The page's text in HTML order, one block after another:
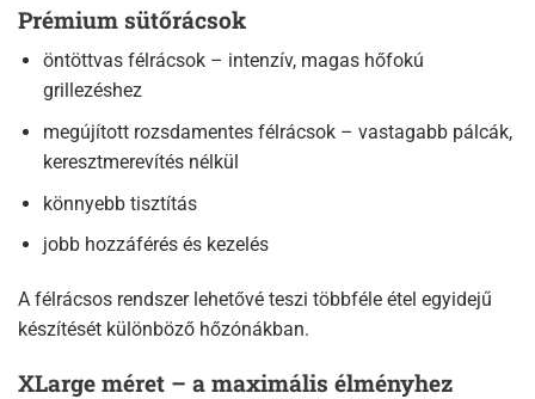
Prémium sütőrácsok
öntöttvas félrácsok – intenzív, magas hőfokú
grillezéshez
megújított rozsdamentes félrácsok – vastagabb pálcák,
keresztmerevítés nélkül
könnyebb tisztítás
jobb hozzáférés és kezelés
A félrácsos rendszer lehetővé teszi többféle étel egyidejű
készítését különböző hőzónákban.
XLarge méret – a maximális élményhez